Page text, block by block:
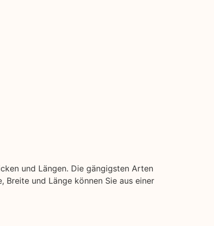
und Längen. Die gängigsten Arten
und Länge können Sie aus einer